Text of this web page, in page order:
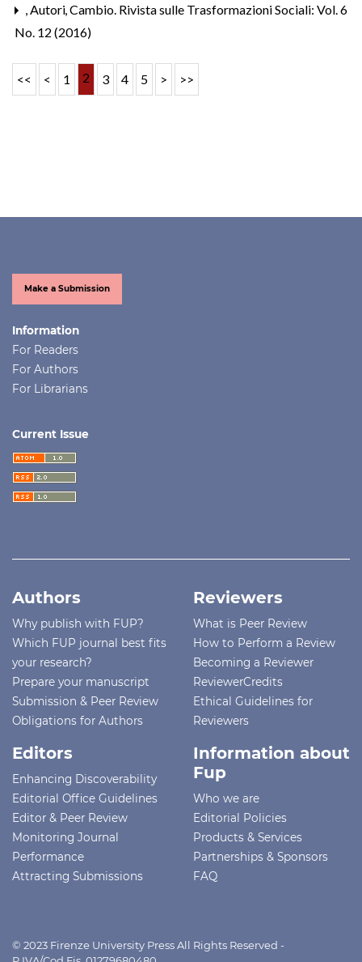
,Autori,Cambio. Rivista sulle Trasformazioni Sociali: Vol. 6
No. 12 (2016)
<< < 1 2 3 4 5 > >>
Make a Submission
Information
For Readers
For Authors
For Librarians
Current Issue
Authors
Why publish with FUP?
Which FUP journal best fits
your research?
Prepare your manuscript
Submission & Peer Review
Obligations for Authors
Reviewers
What is Peer Review
How to Perform a Review
Becoming a Reviewer
ReviewerCredits
Ethical Guidelines for
Reviewers
Editors
Enhancing Discoverability
Editorial Office Guidelines
Editor & Peer Review
Monitoring Journal
Performance
Attracting Submissions
Information about
Fup
Who we are
Editorial Policies
Products & Services
Partnerships & Sponsors
FAQ
© 2023 Firenze University Press All Rights Reserved -